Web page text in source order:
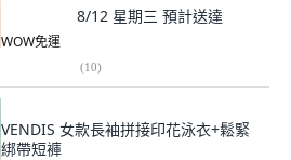
8/12 星期三 預計送達
WOW免運
(10)
VENDIS 女款長袖拼接印花泳衣+鬆緊
綁帶短褲